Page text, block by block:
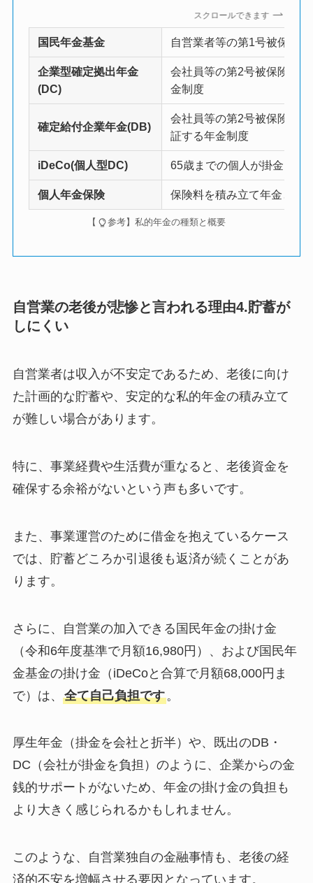
スクロールできます
国民年金基金 自営業者等の第1号被保険
企業型確定拠出年金
(DC)
会社員等の第2号被保険者
金制度
確定給付企業年金(DB)
会社員等の第2号被保険者
証する年金制度
iDeCo(個人型DC) 65歳までの個人が掛金を拠
個人年金保険 保険料を積み立て年金とし
【 参考】私的年金の種類と概要
自営業の老後が悲惨と言われる理由4.貯蓄が
しにくい
自営業者は収入が不安定であるため、老後に向け
た計画的な貯蓄や、安定的な私的年金の積み立て
が難しい場合があります。
特に、事業経費や生活費が重なると、老後資金を
確保する余裕がないという声も多いです。
また、事業運営のために借金を抱えているケース
では、貯蓄どころか引退後も返済が続くことがあ
ります。
さらに、自営業の加入できる国民年金の掛け金
（令和6年度基準で月額16,980円）、および国民年
金基金の掛け金（iDeCoと合算で月額68,000円ま
で）は、 全て自己負担です。
厚生年金（掛金を会社と折半）や、既出のDB・
DC（会社が掛金を負担）のように、企業からの金
銭的サポートがないため、年金の掛け金の負担も
より大きく感じられるかもしれません。
このような、自営業独自の金融事情も、老後の経
済的不安を増幅させる要因となっています。